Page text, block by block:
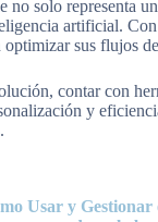
solo representa
artificial.
optimizar sus flujos
contar con
y
Usar y Gestionar